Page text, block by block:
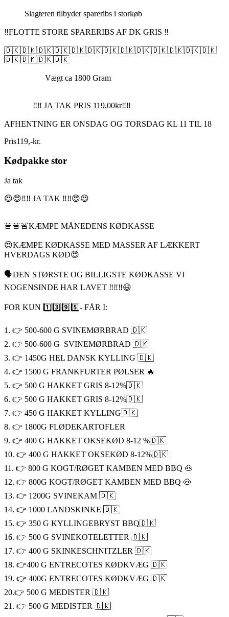
Slagteren tilbyder spareribs i storkøb
‼️FLOTTE STORE SPARERIBS AF DK GRIS ‼️
🇩🇰🇩🇰🇩🇰🇩🇰🇩🇰🇩🇰🇩🇰🇩🇰🇩🇰🇩🇰🇩🇰🇩🇰🇩🇰
🇩🇰🇩🇰🇩🇰🇩🇰
Vægt ca 1800 Gram
‼️‼️ JA TAK PRIS 119,00kr‼️‼️
AFHENTNING ER ONSDAG OG TORSDAG KL 11 TIL 18
Pris119,-kr.
Kødpakke stor
Ja tak
😍😍‼️‼️ JA TAK ‼️‼️😍😍
🚨🚨🚨KÆMPE MÅNEDENS KØDKASSE
😍KÆMPE KØDKASSE MED MASSER AF LÆKKERT
HVERDAGS KØD😍
🗣DEN STØRSTE OG BILLIGSTE KØDKASSE VI
NOGENSINDE HAR LAVET ‼️‼️‼️😃
FOR KUN 1️⃣3️⃣9️⃣5️⃣- FÅR I:
1. 👉 500-600 G SVINEMØRBRAD 🇩🇰
2. 👉 500-600 G SVINEMØRBRAD 🇩🇰
3. 👉 1450G HEL DANSK KYLLING 🇩🇰
4. 👉 1500 G FRANKFURTER PØLSER 🔥
5. 👉 500 G HAKKET GRIS 8-12%🇩🇰
6. 👉 500 G HAKKET GRIS 8-12%🇩🇰
7. 👉 450 G HAKKET KYLLING🇩🇰
8. 👉 1800G FLØDEKARTOFLER
9. 👉 400 G HAKKET OKSEKØD 8-12 %🇩🇰
10. 👉 400 G HAKKET OKSEKØD 8-12%🇩🇰
11. 👉 800 G KOGT/RØGET KAMBEN MED BBQ 🐽
12. 👉 800G KOGT/RØGET KAMBEN MED BBQ 🐽
13. 👉 1200G SVINEKAM 🇩🇰
14. 👉 1000 LANDSKINKE 🇩🇰
15. 👉 350 G KYLLINGEBRYST BBQ🇩🇰
16. 👉 500 G SVINEKOTELETTER 🇩🇰
17. 👉 400 G SKINKESCHNITZLER 🇩🇰
18. 👉400 G ENTRECOTES KØDKVÆG 🇩🇰
19. 👉 400G ENTRECOTES KØDKVÆG 🇩🇰
20.👉 500 G MEDISTER 🇩🇰
21. 👉 500 G MEDISTER 🇩🇰